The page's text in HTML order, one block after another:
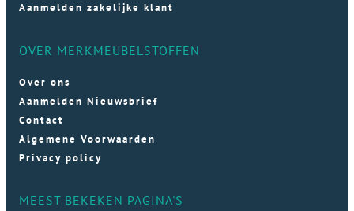
Aanmelden zakelijke klant
OVER MERKMEUBELSTOFFEN
Over ons
Aanmelden Nieuwsbrief
Contact
Algemene Voorwaarden
Privacy policy
MEEST BEKEKEN PAGINA'S